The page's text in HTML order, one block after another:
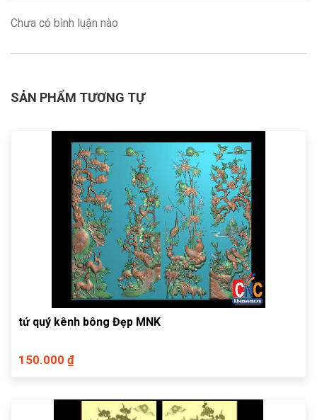
Chưa có bình luận nào
SẢN PHẨM TƯƠNG TỰ
tứ quý kênh bông Đẹp MNK
150.000 ₫